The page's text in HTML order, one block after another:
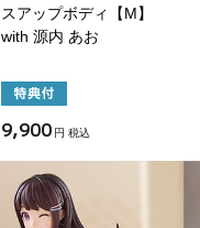
スアップボディ【M】
with 源内 あお
9,900 円 税込